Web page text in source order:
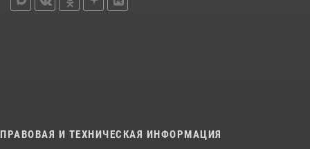
ПРАВОВАЯ И ТЕХНИЧЕСКАЯ ИНФОРМАЦИЯ